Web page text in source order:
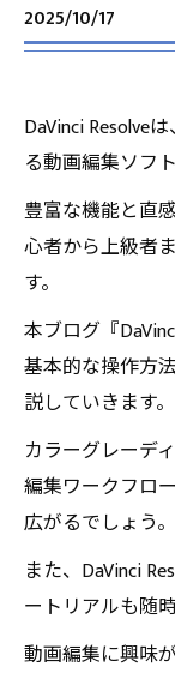
2025/10/17
DaVinci Resolve
る動画編集ソフ
豊富な機能と直
心者から上級者
す。
本ブログ『
基本的な操作方
説していきます。
カラーグレーデ
編集ワークフロ
広がるでしょう。
また、DaVinci
ートリアルも随
動画編集に興味